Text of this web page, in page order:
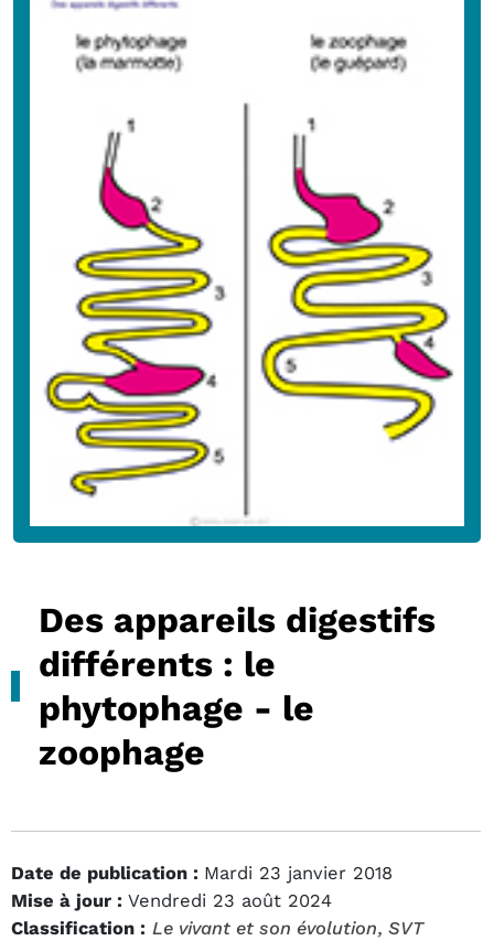
Des appareils digestifs
différents : le
phytophage - le
zoophage
Date de publication : Mardi 23 janvier 2018
Mise à jour : Vendredi 23 août 2024
Classification : Le vivant et son évolution, SVT